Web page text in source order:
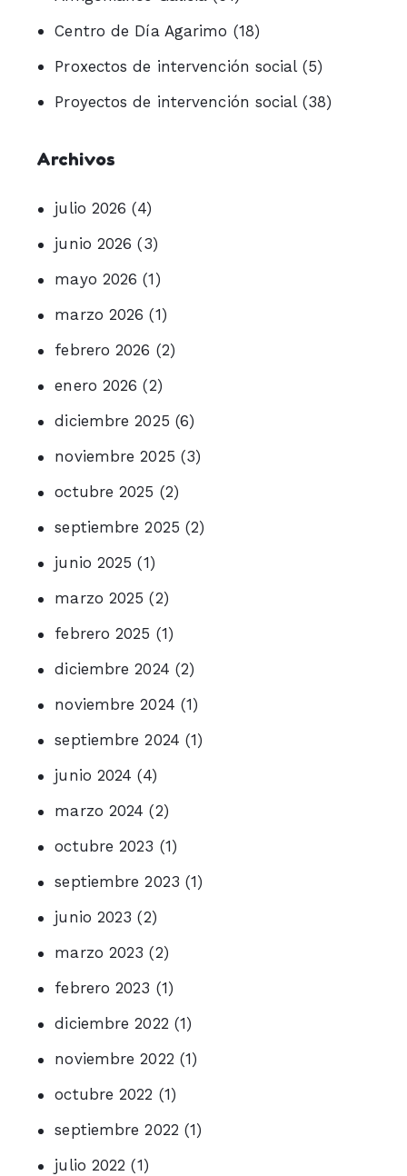
Centro de Día Agarimo (18)
Proxectos de intervención social(5)
Proyectos de intervención social(38)
Archivos
julio 2026 (4)
junio 2026 (3)
mayo 2026 (1)
marzo 2026 (1)
febrero 2026 (2)
enero 2026 (2)
diciembre 2025 (6)
noviembre 2025 (3)
octubre 2025 (2)
septiembre 2025 (2)
junio 2025 (1)
marzo 2025 (2)
febrero 2025 (1)
diciembre 2024 (2)
noviembre 2024 (1)
septiembre 2024 (1)
junio 2024 (4)
marzo 2024 (2)
octubre 2023 (1)
septiembre 2023 (1)
junio 2023 (2)
marzo 2023 (2)
febrero 2023 (1)
diciembre 2022 (1)
noviembre 2022 (1)
octubre 2022 (1)
septiembre 2022 (1)
julio 2022 (1)